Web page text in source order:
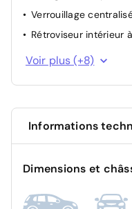
Verrouillage
Rétroviseur intérieur
Assistant de freinage
feux de jour LED,
manuelle Coming
Réglage du site des
Assistant au
Voir plus (+8)
Informations
Dimensions et